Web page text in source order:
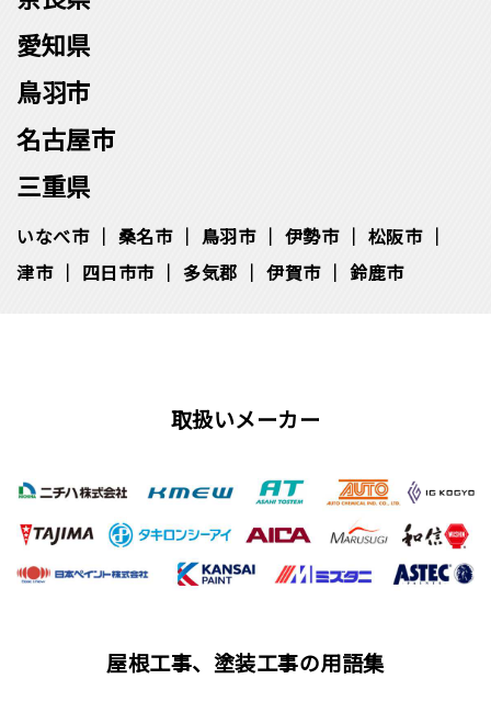
愛知県
鳥羽市
名古屋市
三重県
いなべ市 桑名市 鳥羽市 伊勢市
松阪市
津市
四日市市 多気郡 伊賀市 鈴鹿市
取扱いメーカー
屋根工事、塗装工事の用語集